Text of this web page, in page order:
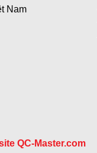
Nam
QC-Master.com